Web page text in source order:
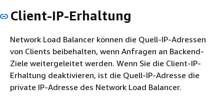
Client-IP-Erhaltung
Network Load Balancer können die Quell-IP-Adressen
von Clients beibehalten, wenn Anfragen an Backend-
Ziele weitergeleitet werden. Wenn Sie die Client-IP-
Erhaltung deaktivieren, ist die Quell-IP-Adresse die
private IP-Adresse des Network Load Balancer.